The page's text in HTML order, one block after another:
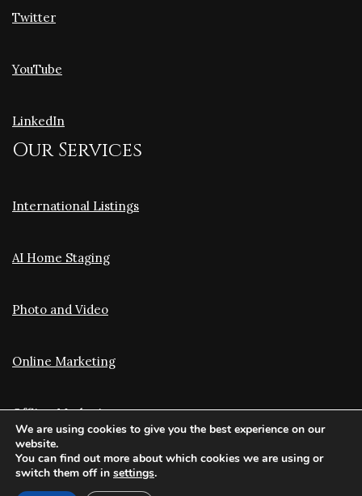
Twitter
YouTube
LinkedIn
Our Services
International Listings
AI Home Staging
Photo and Video
Online Marketing
Offline Marketing
Translation and Optimization
We are using cookies to give you the best experience on our
website.
You can find out more about which cookies we are using or
switch them off in settings.